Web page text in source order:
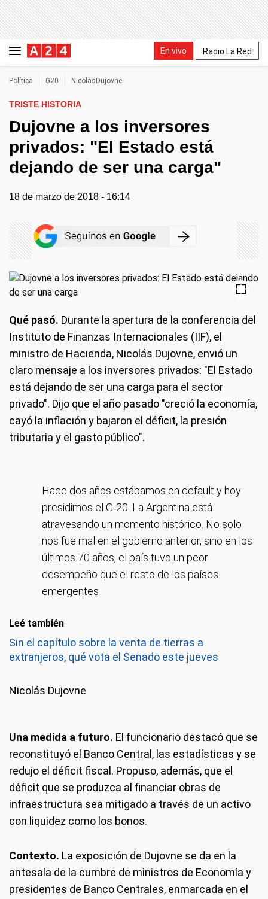
En vivo Radio La Red
Política G20 NicolasDujovne
TRISTE HISTORIA
Dujovne a los inversores
privados: "El Estado está
dejando de ser una carga"
18 de marzo de 2018 - 16:14
Qué pasó. Durante la apertura de la conferencia del
Instituto de Finanzas Internacionales (IIF), el
ministro de Hacienda, Nicolás Dujovne, envió un
claro mensaje a los inversores privados: "El Estado
está dejando de ser una carga para el sector
privado". Dijo que el año pasado "creció la economía,
cayó la inflación y bajaron el déficit, la presión
tributaria y el gasto público".
Hace dos años estábamos en default y hoy
presidimos el G-20. La Argentina está
atravesando un momento histórico. No solo
nos fue mal en el gobierno anterior, sino en los
últimos 70 años, el país tuvo un peor
desempeño que el resto de los países
emergentes
Leé también
Sin el capítulo sobre la venta de tierras a
extranjeros, qué vota el Senado este jueves
Nicolás Dujovne
Una medida a futuro. El funcionario destacó que se
reconstituyó el Banco Central, las estadísticas y se
redujo el déficit fiscal. Propuso, además, que el
déficit que se produzca al financiar obras de
infraestructura sea mitigado a través de un activo
con liquidez como los bonos.
Contexto. La exposición de Dujovne se da en la
antesala de la cumbre de ministros de Economía y
presidentes de Banco Centrales, enmarcada en el